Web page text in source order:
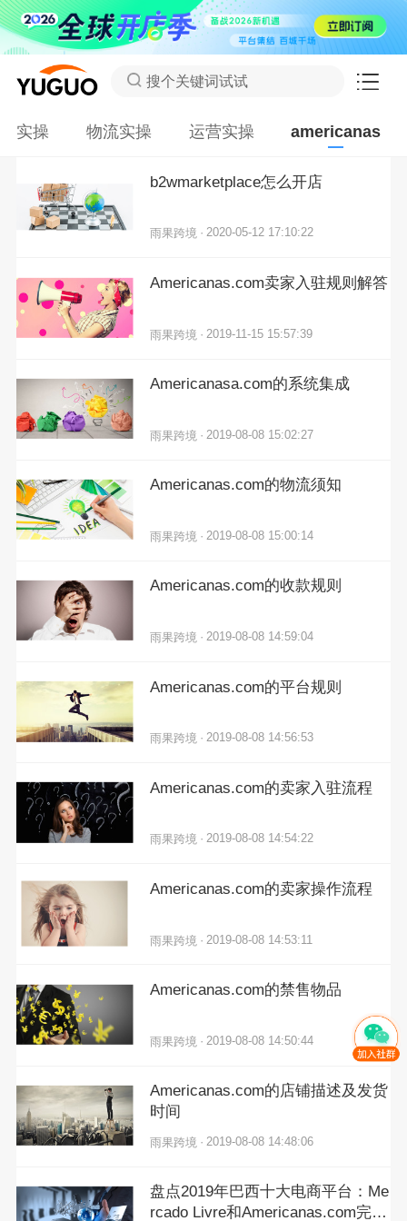
搜个关键词试试
实操 物流实操 运营实操 americanas
b2wmarketplace怎么开店
雨果跨境 · 2020-05-12 17:10:22
Americanas.com卖家入驻规则解答
雨果跨境 · 2019-11-15 15:57:39
Americanasa.com的系统集成
雨果跨境 · 2019-08-08 15:02:27
Americanas.com的物流须知
雨果跨境 · 2019-08-08 15:00:14
Americanas.com的收款规则
雨果跨境 · 2019-08-08 14:59:04
Americanas.com的平台规则
雨果跨境 · 2019-08-08 14:56:53
Americanas.com的卖家入驻流程
雨果跨境 · 2019-08-08 14:54:22
Americanas.com的卖家操作流程
雨果跨境 · 2019-08-08 14:53:11
Americanas.com的禁售物品
雨果跨境 · 2019-08-08 14:50:44
Americanas.com的店铺描述及发货
时间
雨果跨境 · 2019-08-08 14:48:06
盘点2019年巴西十大电商平台：Me
rcado Livre和Americanas.com完胜